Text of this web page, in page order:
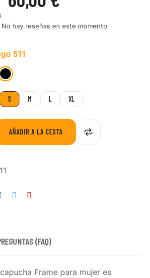
No hay reseñas en este momento
511
019-
S M L XL
AÑADIR A LA CESTA
(FAQ)
Frame para mujer es